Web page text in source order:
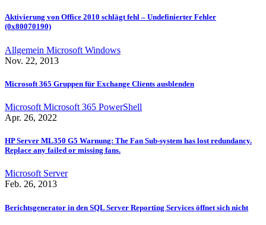
Aktivierung von Office 2010 schlägt fehl – Undefinierter Fehler
(0x80070190)
Allgemein Microsoft Windows
Nov. 22, 2013
Microsoft 365 Gruppen für Exchange Clients ausblenden
Microsoft Microsoft 365 PowerShell
Apr. 26, 2022
HP Server ML350 G5 Warnung: The Fan Sub-system has lost redundancy.
Replace any failed or missing fans.
Microsoft Server
Feb. 26, 2013
Berichtsgenerator in den SQL Server Reporting Services öffnet sich nicht